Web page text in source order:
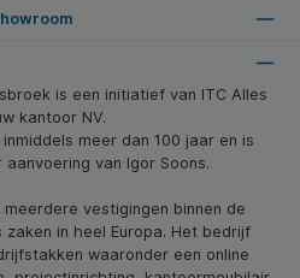
is een initiatief van ITC Alles
kantoor NV.
meer dan 100 jaar en is
van Igor Soons.
vestigingen binnen de
zaken in heel Europa. Het bedrijf
waaronder een online